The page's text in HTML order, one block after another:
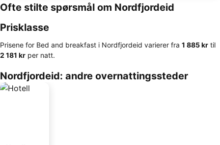
Ofte stilte spørsmål om Nordfjordeid
Prisklasse
Prisene for Bed and breakfast i Nordfjordeid varierer fra ‎1 885 kr til
‎2 181 kr per natt.
Nordfjordeid: andre overnattingssteder